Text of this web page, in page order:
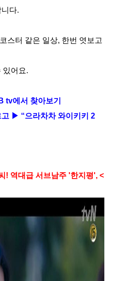
니다.
스터 같은 일상, 한번 엿보고
있어요.
tv에서 찾아보기
▶ “으라차차 와이키키 2
! 역대급 서브남주 '한지평', <